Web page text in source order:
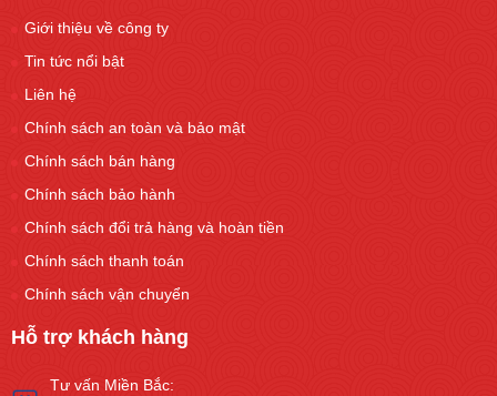
Giới thiệu về công ty
Tin tức nổi bật
Liên hệ
Chính sách an toàn và bảo mật
Chính sách bán hàng
Chính sách bảo hành
Chính sách đổi trả hàng và hoàn tiền
Chính sách thanh toán
Chính sách vận chuyển
Hỗ trợ khách hàng
Tư vấn Miền Bắc: